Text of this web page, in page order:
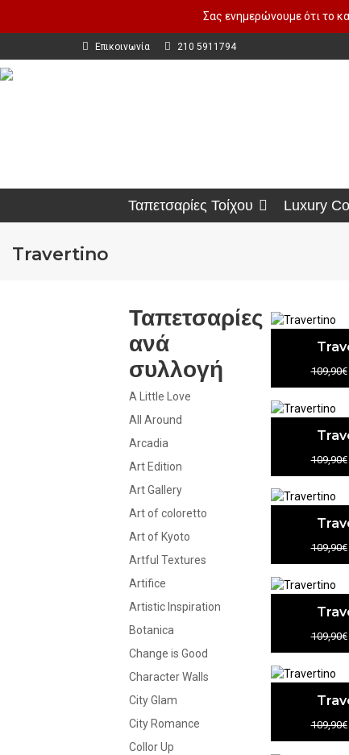
Σας ενημερώνουμε ότι το
Επικοινωνία 210 5911794
Ταπετσαρίες Τοίχου Luxury
Travertino
Ταπετσαρίες
ανά
συλλογή
A Little Love
All Around
Arcadia
Art Edition
Art Gallery
Art of coloretto
Art of Kyoto
Artful Textures
Artifice
Artistic Inspiration
Botanica
Change is Good
Character Walls
City Glam
City Romance
Collor Up
109,90€
109,90€
109,90€
109,90€
109,90€